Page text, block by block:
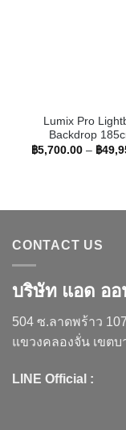
Lumix Pro
Backdrop
฿5,700.00 – ฿
CONTACT US
บริษัท แอด อ
504 ซ.ลาดพร้าว
แขวงคลองจั่น เขตบ
LINE Official :